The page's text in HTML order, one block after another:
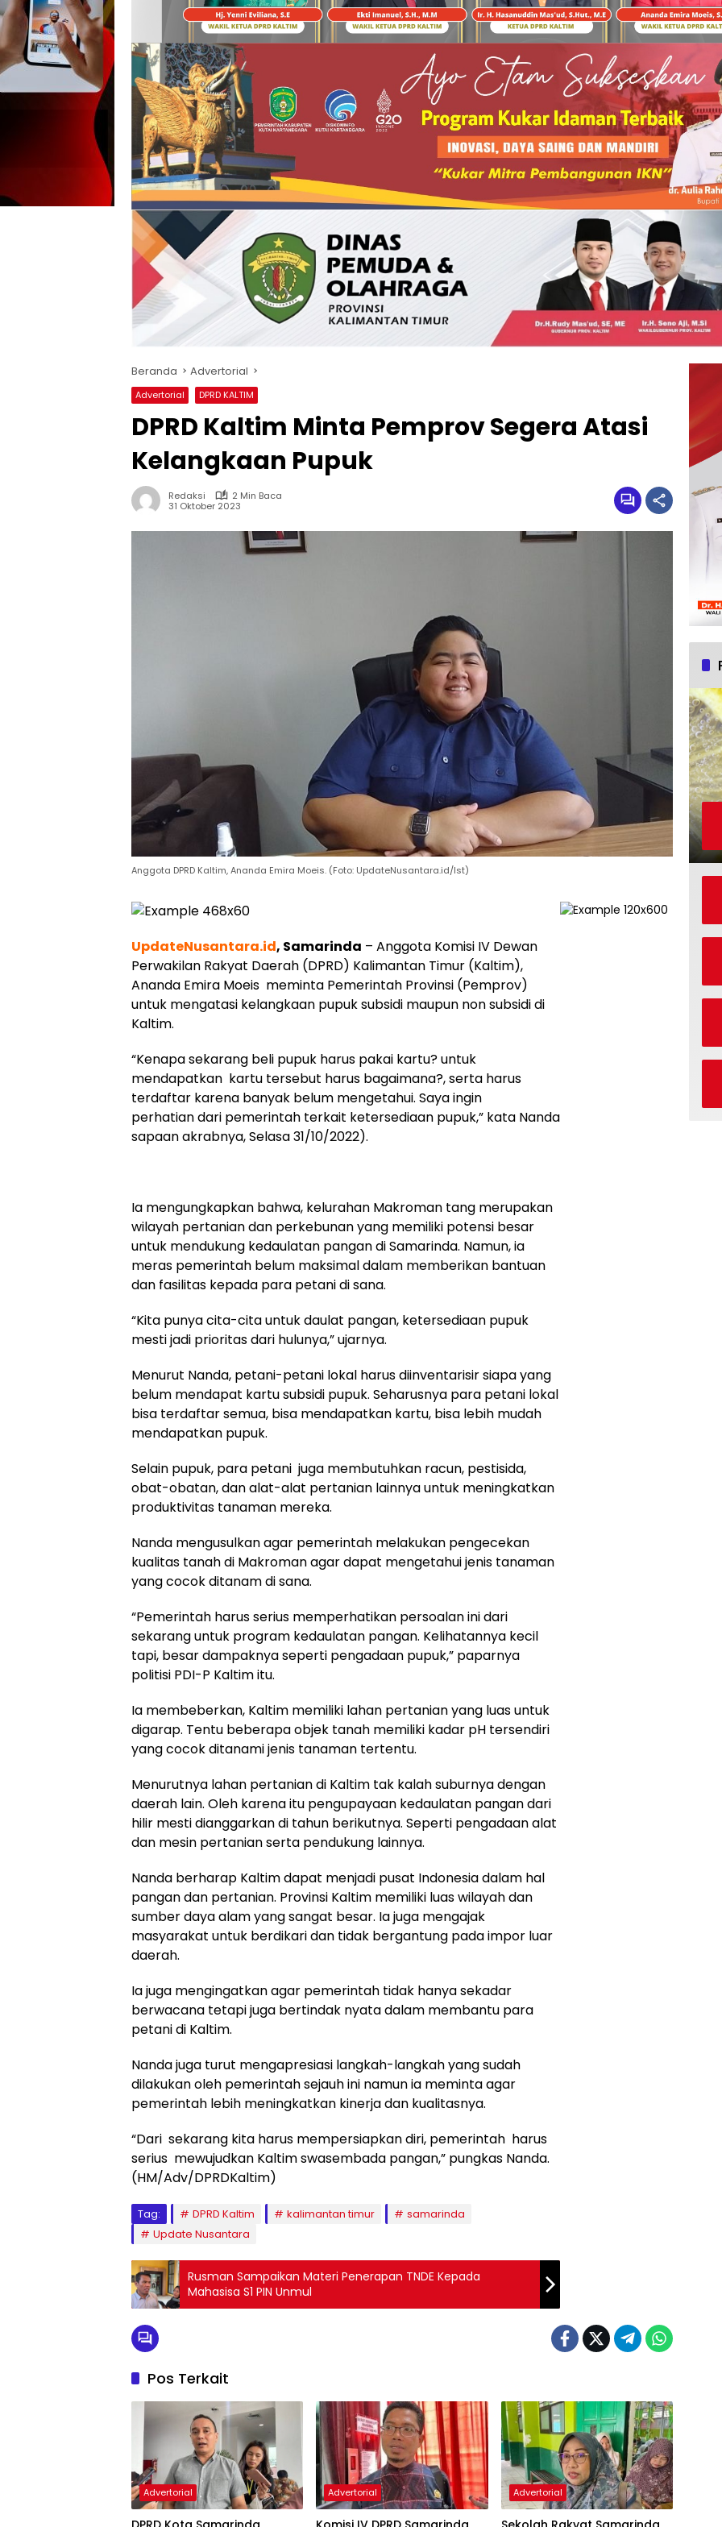
Beranda Advertorial
Advertorial DPRD KALTIM
DPRD Kaltim Minta Pemprov Segera Atasi
Kelangkaan Pupuk
Redaksi
2 Min Baca
31 Oktober 2023
Anggota DPRD Kaltim, Ananda Emira Moeis. (Foto: UpdateNusantara.id/Ist)
UpdateNusantara.id, Samarinda – Anggota Komisi IV Dewan
Perwakilan Rakyat Daerah (DPRD) Kalimantan Timur (Kaltim),
Ananda Emira Moeis meminta Pemerintah Provinsi (Pemprov)
untuk mengatasi kelangkaan pupuk subsidi maupun non subsidi di
Kaltim.
“Kenapa sekarang beli pupuk harus pakai kartu? untuk
mendapatkan kartu tersebut harus bagaimana?, serta harus
terdaftar karena banyak belum mengetahui. Saya ingin
perhatian dari pemerintah terkait ketersediaan pupuk,” kata Nanda
sapaan akrabnya, Selasa 31/10/2022).
Ia mengungkapkan bahwa, kelurahan Makroman tang merupakan
wilayah pertanian dan perkebunan yang memiliki potensi besar
untuk mendukung kedaulatan pangan di Samarinda. Namun, ia
meras pemerintah belum maksimal dalam memberikan bantuan
dan fasilitas kepada para petani di sana.
“Kita punya cita-cita untuk daulat pangan, ketersediaan pupuk
mesti jadi prioritas dari hulunya,” ujarnya.
Menurut Nanda, petani-petani lokal harus diinventarisir siapa yang
belum mendapat kartu subsidi pupuk. Seharusnya para petani lokal
bisa terdaftar semua, bisa mendapatkan kartu, bisa lebih mudah
mendapatkan pupuk.
Selain pupuk, para petani juga membutuhkan racun, pestisida,
obat-obatan, dan alat-alat pertanian lainnya untuk meningkatkan
produktivitas tanaman mereka.
Nanda mengusulkan agar pemerintah melakukan pengecekan
kualitas tanah di Makroman agar dapat mengetahui jenis tanaman
yang cocok ditanam di sana.
“Pemerintah harus serius memperhatikan persoalan ini dari
sekarang untuk program kedaulatan pangan. Kelihatannya kecil
tapi, besar dampaknya seperti pengadaan pupuk,” paparnya
politisi PDI-P Kaltim itu.
Ia membeberkan, Kaltim memiliki lahan pertanian yang luas untuk
digarap. Tentu beberapa objek tanah memiliki kadar pH tersendiri
yang cocok ditanami jenis tanaman tertentu.
Menurutnya lahan pertanian di Kaltim tak kalah suburnya dengan
daerah lain. Oleh karena itu pengupayaan kedaulatan pangan dari
hilir mesti dianggarkan di tahun berikutnya. Seperti pengadaan alat
dan mesin pertanian serta pendukung lainnya.
Nanda berharap Kaltim dapat menjadi pusat Indonesia dalam hal
pangan dan pertanian. Provinsi Kaltim memiliki luas wilayah dan
sumber daya alam yang sangat besar. Ia juga mengajak
masyarakat untuk berdikari dan tidak bergantung pada impor luar
daerah.
Ia juga mengingatkan agar pemerintah tidak hanya sekadar
berwacana tetapi juga bertindak nyata dalam membantu para
petani di Kaltim.
Nanda juga turut mengapresiasi langkah-langkah yang sudah
dilakukan oleh pemerintah sejauh ini namun ia meminta agar
pemerintah lebih meningkatkan kinerja dan kualitasnya.
“Dari sekarang kita harus mempersiapkan diri, pemerintah harus
serius mewujudkan Kaltim swasembada pangan,” pungkas Nanda.
(HM/Adv/DPRDKaltim)
Tag: DPRD Kaltim kalimantan timur
samarinda
Update Nusantara
Rusman Sampaikan Materi Penerapan TNDE Kepada
Mahasisa S1 PIN Unmul
Pos Terkait
Advertorial Advertorial Advertorial